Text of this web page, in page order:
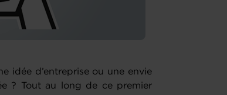
idée d’entreprise ou une envie
? Tout au long de ce premier